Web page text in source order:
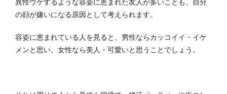
異性ウケするような容姿に恵まれた友人が多いことも、自分
の顔が嫌いになる原因として考えられます。
容姿に恵まれている人を見ると、男性ならカッコイイ・イケ
メンと思い、女性なら美人・可愛いと思うことでしょう。